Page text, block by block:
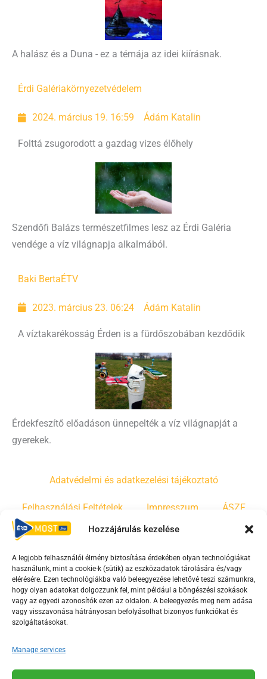
Hozzájárulás kezelése
A legjobb felhasználói élmény biztosítása érdekében olyan technológiákat
használunk, mint a cookie-k (sütik) az eszközadatok tárolására és/vagy
elérésére. Ezen technológiákba való beleegyezése lehetővé teszi számunkra,
hogy olyan adatokat dolgozzunk fel, mint például a böngészési szokások
vagy az egyedi azonosítók ezen az oldalon. A beleegyezés meg nem adása
vagy visszavonása hátrányosan befolyásolhat bizonyos funkciókat és
szolgáltatásokat.
Manage services
A halász és a Duna - ez a témája az idei kiírásnak.
Érdi Galériakörnyezetvédelem
2024. március 19. 16:59 Ádám Katalin
Folttá zsugorodott a gazdag vizes élőhely
Szendőfi Balázs természetfilmes lesz az Érdi Galéria
vendége a víz világnapja alkalmából.
Baki BertaÉTV
2023. március 23. 06:24 Ádám Katalin
A víztakarékosság Érden is a fürdőszobában kezdődik
Érdekfeszítő előadáson ünnepelték a víz világnapját a
gyerekek.
Adatvédelmi és adatkezelési tájékoztató
Felhasználási Feltételek Impresszum ÁSZF
Irányelvek Moderálási szabályzat
F
a
c
e
o
o
Y
o
u
t
b
e
T
i
k
Az Érd Média médiaszolgáltatási tevékenységét a